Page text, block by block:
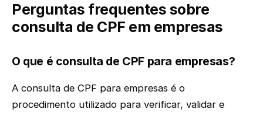
Perguntas frequentes sobre
consulta de CPF em empresas
O que é consulta de CPF para empresas?
A consulta de CPF para empresas é o
procedimento utilizado para verificar, validar e